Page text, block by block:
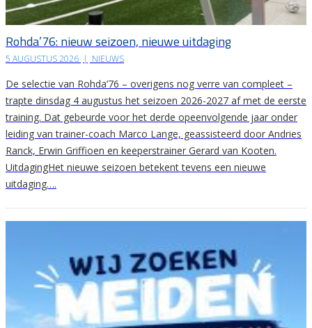
Rohda’76: nieuw seizoen, nieuwe uitdaging
5 AUGUSTUS 2026 | NIEUWS
De selectie van Rohda’76 – overigens nog verre van compleet –
trapte dinsdag 4 augustus het seizoen 2026-2027 af met de eerste
training. Dat gebeurde voor het derde opeenvolgende jaar onder
leiding van trainer-coach Marco Lange, geassisteerd door Andries
Ranck, Erwin Griffioen en keeperstrainer Gerard van Kooten.
UitdagingHet nieuwe seizoen betekent tevens een nieuwe
uitdaging….